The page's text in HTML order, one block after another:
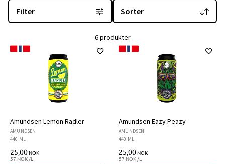
Filter Sorter
6 produkter
Amundsen Lemon Radler
AMUNDSEN
440 ML
25,00NOK
57 NOK /L
Amundsen Eazy Peazy
AMUNDSEN
440 ML
25,00NOK
57 NOK /L